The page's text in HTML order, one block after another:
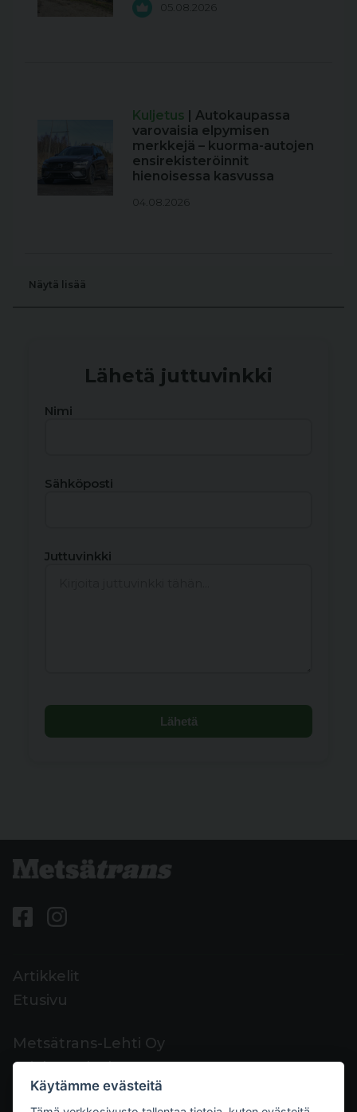
05.08.2026
Kuljetus | Autokaupassa
varovaisia elpymisen
merkkejä – kuorma-autojen
ensirekisteröinnit
hienoisessa kasvussa
04.08.2026
Näytä lisää
Lähetä juttuvinkki
Nimi
Sähköposti
Juttuvinkki
Lähetä
Artikkelit
Etusivu
Metsätrans-Lehti Oy
Asiakaspalvelu
Yhteystiedot
Käytämme evästeitä